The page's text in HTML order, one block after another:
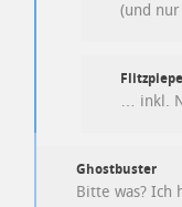
(und
Flitzpiepe
… inkl.
Ghostbuster
Bitte was? Ich